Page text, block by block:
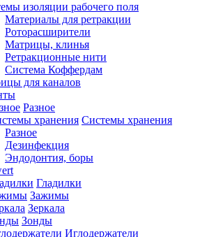
изоляции рабочего поля
Материалы для ретракции
Роторасширители
Матрицы, клинья
Ретракционные нити
Система Коффердам
для каналов
Разное
Системы хранения
Разное
Дезинфекция
Эндодонтия, боры
Гладилки
Зажимы
Зеркала
Зонды
Иглодержатели